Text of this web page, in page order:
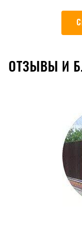
ОТЗЫВЫ И